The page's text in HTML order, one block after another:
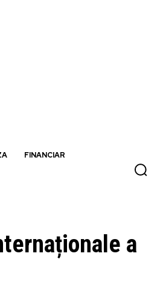
FINANCIAR
a